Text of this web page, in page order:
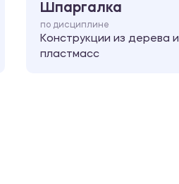
Шпаргалка
по дисциплине
Конструкции из дерева и
пластмасс